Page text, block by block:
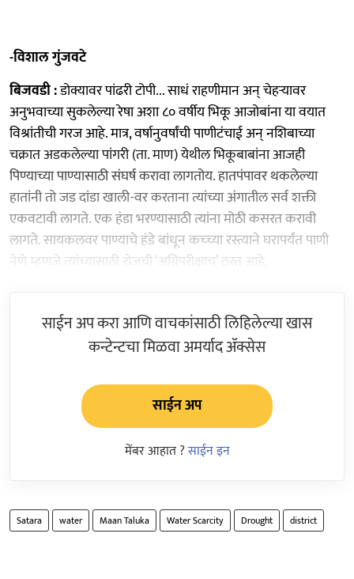
-विशाल गुंजवटे
बिजवडी :डोक्यावर पांढरी टोपी... साधं राहणीमान अन्‌ चेहऱ्यावर
अनुभवाच्या सुकलेल्या रेषा अशा ८० वर्षीय भिकू आजोबांना या वयात
विश्रांतीची गरज आहे. मात्र, वर्षानुवर्षांची पाणीटंचाई अन्‌ नशिबाच्या
चक्रात अडकलेल्या पांगरी (ता. माण) येथील भिकूबाबांना आजही
पिण्याच्या पाण्यासाठी संघर्ष करावा लागतोय. हातपंपावर थकलेल्या
हातांनी तो जड दांडा खाली-वर करताना त्यांच्या अंगातील सर्व शक्ती
एकवटावी लागते. एक हंडा भरण्यासाठी त्यांना मोठी कसरत करावी
लागते. सायकलवर पाण्याचे हंडे बांधून कच्च्या रस्त्याने घरापर्यंत पाणी
नेणे म्हणजे त्यांच्यासाठी रोजची ‘अग्निपरीक्षाच’ ठरत आहे.
साईन अप करा आणि वाचकांसाठी लिहिलेल्या खास
कन्टेन्टचा मिळवा अमर्याद ॲक्सेस
साईन अप
मेंबर आहात ?साईन इन
Satara water Maan Taluka Water Scarcity Drought district